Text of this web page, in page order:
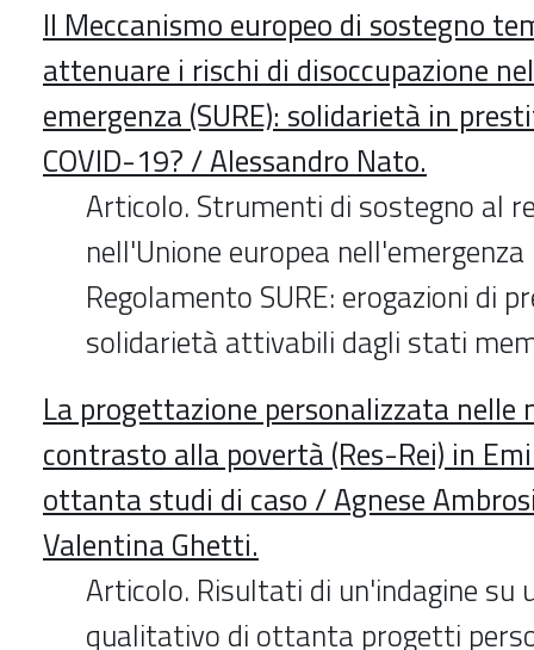
Il Meccanismo europeo di sostegno
attenuare i rischi di disoccupazione
emergenza (SURE): solidarietà in
COVID-19? / Alessandro Nato.
Articolo. Strumenti di sostegno al
nell'Unione europea nell'emergenza
Regolamento SURE: erogazioni di
solidarietà attivabili dagli stati
La progettazione personalizzata nelle
contrasto alla povertà (Res-Rei) in
ottanta studi di caso / Agnese
Valentina Ghetti.
Articolo. Risultati di un'indagine su
qualitativo di ottanta progetti